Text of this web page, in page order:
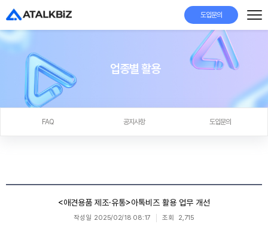
도입문의
업종별 활용
FAQ 공지사항 도입문의
<애견용품 제조·유통>아톡비즈 활용 업무 개선
작성일 2025/02/18 08:17 조회 2,715